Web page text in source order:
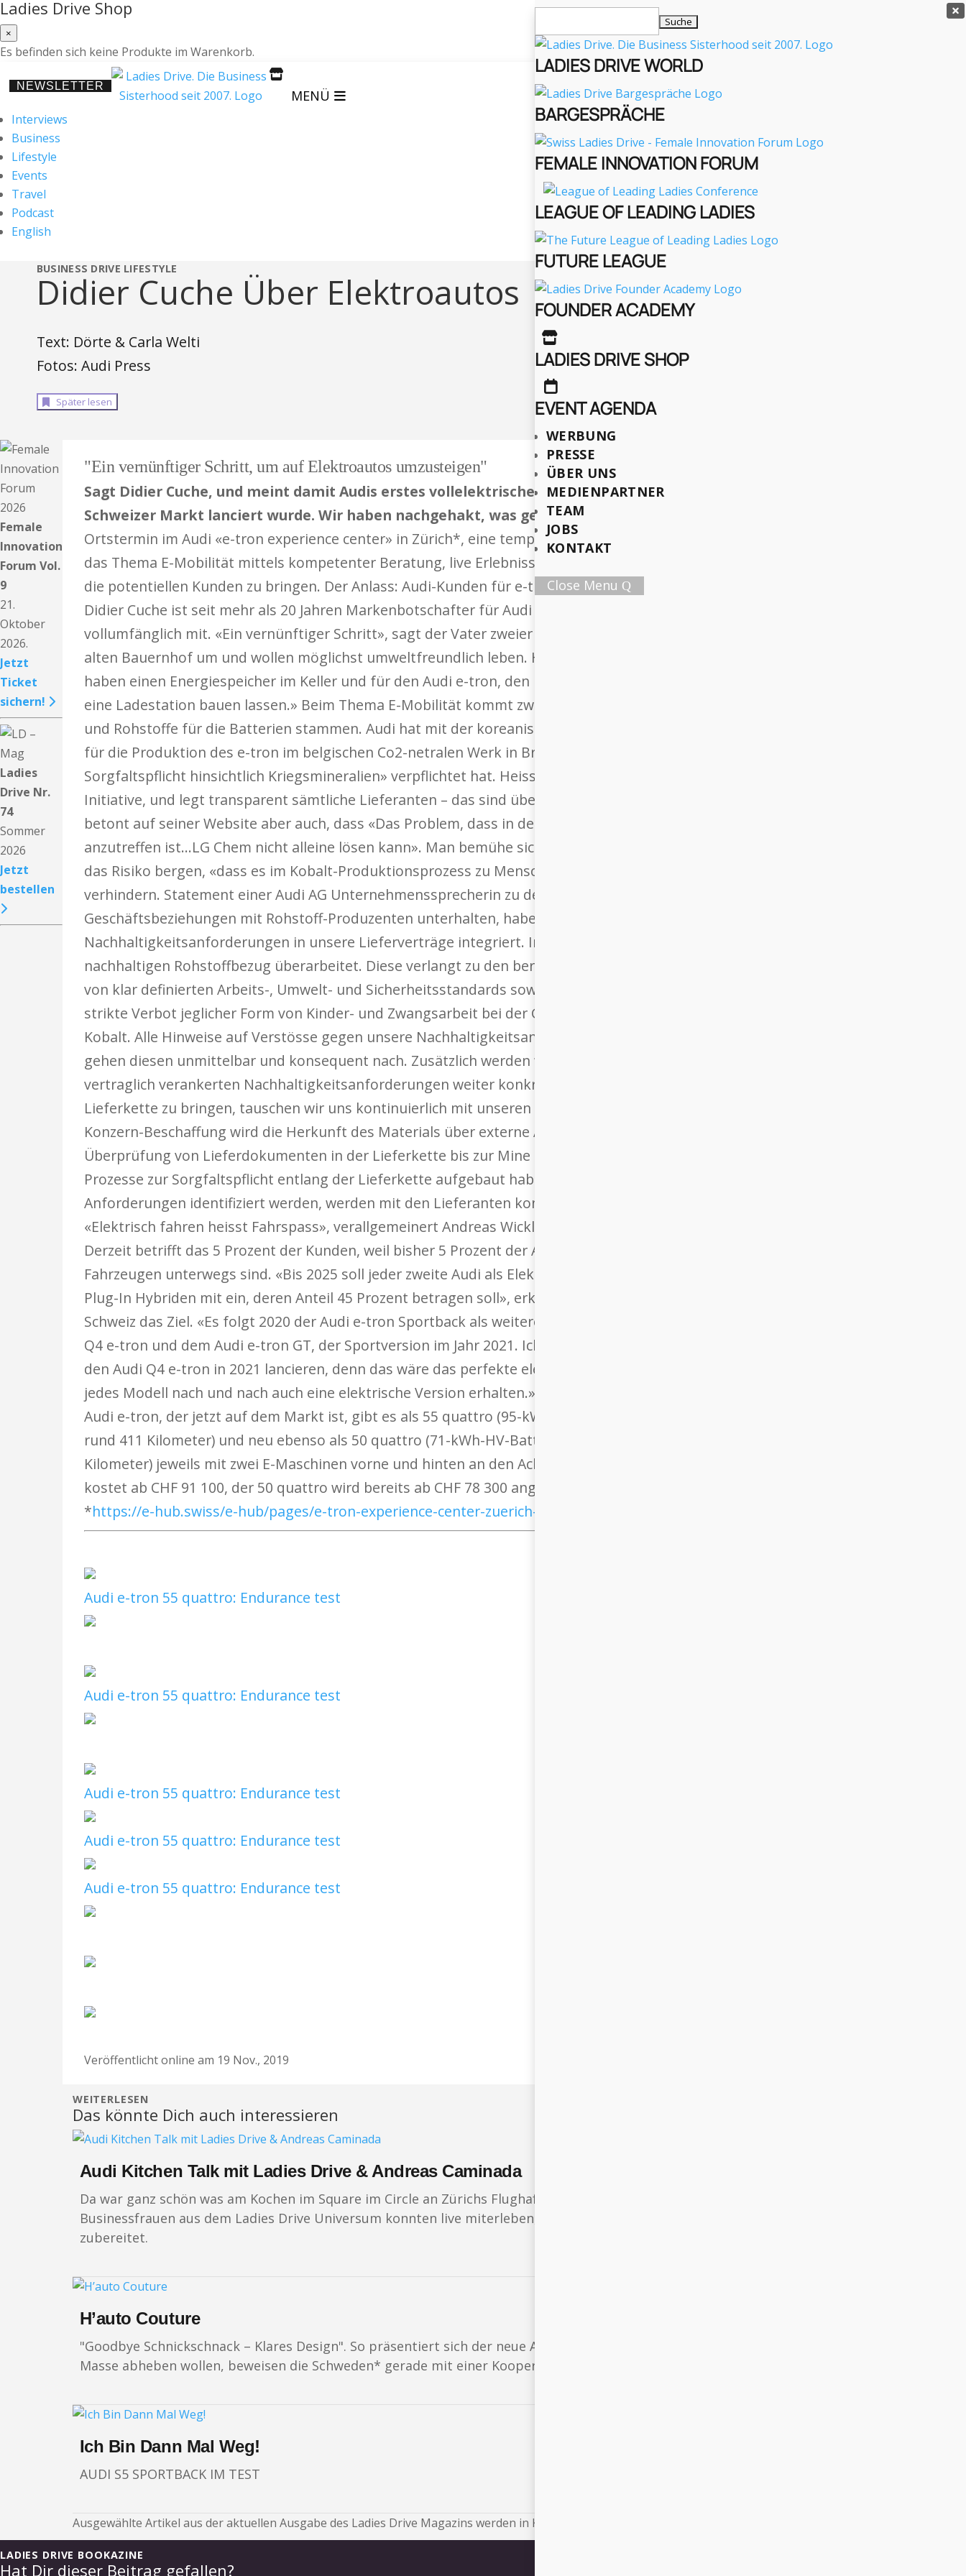
Ladies Drive Shop
×
Es befinden sich keine Produkte im Warenkorb.
NEWSLETTER

MENÜ
Interviews
Business
Lifestyle
Events
Travel
Podcast
English

nach:
LADIES DRIVE WORLD
BARGESPRÄCHE
FEMALE INNOVATION FORUM
LEAGUE OF LEADING LADIES
FUTURE LEAGUE
FOUNDER ACADEMY

LADIES DRIVE SHOP

EVENT AGENDA
WERBUNG
PRESSE
ÜBER UNS
MEDIENPARTNER
TEAM
JOBS
KONTAKT
Close Menu
BUSINESS DRIVE LIFESTYLE
Didier Cuche Über Elektroautos
Text: Dörte & Carla Welti
Fotos: Audi Press
Später lesen
Female
Innovation
Forum Vol.
9
21.
Oktober
2026.
Jetzt
Ticket
sichern!
Ladies
Drive Nr.
74
Sommer
2026
Jetzt
bestellen
"Ein vernünftiger Schritt, um auf Elektroautos umzusteigen"
Sagt Didier Cuche, und meint damit Audis erstes vollelektrisches Auto, den e-tron, der Anfang 2019 am
Schweizer Markt lanciert wurde. Wir haben nachgehakt, was genau der Ex-Skirennfahrer damit meint.
Ortstermin im Audi «e-tron experience center» in Zürich*, eine temporär angemietete Location, die Audi nutzt, um
das Thema E-Mobilität mittels kompetenter Beratung, live Erlebnissen und natürlich den ausgestellten Autos an
die potentiellen Kunden zu bringen. Der Anlass: Audi-Kunden für e-tron und auch hybride Modele zu begeistern.
Didier Cuche ist seit mehr als 20 Jahren Markenbotschafter für Audi und trägt den Schritt in die E-Mobilität
vollumfänglich mit. «Ein vernünftiger Schritt», sagt der Vater zweier Kinder, «wir bauen uns gerade privat einen
alten Bauernhof um und wollen möglichst umweltfreundlich leben. Heisst: Wir bauen eine Photovoltaik-Anlage,
haben einen Energiespeicher im Keller und für den Audi e-tron, den ich seit ein paar Monaten fahre, habe ich extra
eine Ladestation bauen lassen.» Beim Thema E-Mobilität kommt zwangsläufig die Frage auf, woher die Bausteine
und Rohstoffe für die Batterien stammen. Audi hat mit der koreanischen LG Chem einen Batteriezell-Lieferanten
für die Produktion des e-tron im belgischen Co2-netralen Werk in Brüssel im Boot, der sich zu «Gebotener
Sorgfaltspflicht hinsichtlich Kriegsmineralien» verpflichtet hat. Heisst: LG Chem ist Mitglied der Responsible Cobalt
Initiative, und legt transparent sämtliche Lieferanten – das sind über 50 – für den Rohstoff Kobalt dar. LG Chem
betont auf seiner Website aber auch, dass «Das Problem, dass in der Kobalt-Lieferkette auch Kinderarbeit
anzutreffen ist...LG Chem nicht alleine lösen kann». Man bemühe sich aber, die Verwendung von Mineralien, die
das Risiko bergen, «dass es im Kobalt-Produktionsprozess zu Menschenrechtsverletzungen kommt», sukzessive zu
verhindern. Statement einer Audi AG Unternehmenssprecherin zu dem Thema: «Da wir keine direkten
Geschäftsbeziehungen mit Rohstoff-Produzenten unterhalten, haben wir entsprechende
Nachhaltigkeitsanforderungen in unsere Lieferverträge integriert. Im Dezember 2017 haben wir die Leitlinie zum
nachhaltigen Rohstoffbezug überarbeitet. Diese verlangt zu den bereits bestehenden Vorgaben wie Einhaltung
von klar definierten Arbeits-, Umwelt- und Sicherheitsstandards sowie Menschenrechten, nun nochmal explizit das
strikte Verbot jeglicher Form von Kinder- und Zwangsarbeit bei der Gewinnung der Rohstoffe wie beispielsweise
Kobalt. Alle Hinweise auf Verstösse gegen unsere Nachhaltigkeitsanforderungen nehmen wir sehr ernst und
gehen diesen unmittelbar und konsequent nach. Zusätzlich werden wir im Jahr 2019 die mit den Lieferanten
vertraglich verankerten Nachhaltigkeitsanforderungen weiter konkretisieren. Um Transparenz in unsere
Lieferkette zu bringen, tauschen wir uns kontinuierlich mit unseren Batteriezellen-Lieferanten aus. Über die
Konzern-Beschaffung wird die Herkunft des Materials über externe Audits validiert. Hierbei erfolgen die
Überprüfung von Lieferdokumenten in der Lieferkette bis zur Mine sowie eine Überprüfung, ob die Lieferanten
Prozesse zur Sorgfaltspflicht entlang der Lieferkette aufgebaut haben. Sollten Abweichungen zu unseren
Anforderungen identifiziert werden, werden mit den Lieferanten konkrete Massnahmenpläne vereinbart.»
«Elektrisch fahren heisst Fahrspass», verallgemeinert Andreas Wickli, Teamleader Productmanagement bei Audi.
Derzeit betrifft das 5 Prozent der Kunden, weil bisher 5 Prozent der Audi-Kunden vollelektrisch und mit Plug-In
Fahrzeugen unterwegs sind. «Bis 2025 soll jeder zweite Audi als Elektromodell verkauft werden, das schliesst die
Plug-In Hybriden mit ein, deren Anteil 45 Prozent betragen soll», erklärt Kathrin Kaltenbrunner, PR-Manager Audi
Schweiz das Ziel. «Es folgt 2020 der Audi e-tron Sportback als weitere rein elektrische Variante, gefolgt vom Audi
Q4 e-tron und dem Audi e-tron GT, der Sportversion im Jahr 2021. Ich persönlich kann es nicht erwarten, dass wir
den Audi Q4 e-tron in 2021 lancieren, denn das wäre das perfekte elektrische Fahrzeug für mich. Generell wird fast
jedes Modell nach und nach auch eine elektrische Version erhalten.» Den ersten vollelektrischen SUV von Audi, den
Audi e-tron, der jetzt auf dem Markt ist, gibt es als 55 quattro (95-kWh-HV-Batterie, 300kW /408 PS, Reichweite
rund 411 Kilometer) und neu ebenso als 50 quattro (71-kWh-HV-Batterie, 230 kW/313 PS, Reichweite mehr als 300
Kilometer) jeweils mit zwei E-Maschinen vorne und hinten an den Achsen parallel angeordnet. Der 55 quattro
kostet ab CHF 91 100, der 50 quattro wird bereits ab CHF 78 300 angeboten. Weiterführende Infos:
*https://e-hub.swiss/e-hub/pages/e-tron-experience-center-zuerich-utoquai-informationen/
Audi e-tron 55 quattro: Endurance test
Audi e-tron 55 quattro: Endurance test
Audi e-tron 55 quattro: Endurance test
Audi e-tron 55 quattro: Endurance test
Audi e-tron 55 quattro: Endurance test
Veröffentlicht online am 19 Nov., 2019
WEITERLESEN
Das könnte Dich auch interessieren
Audi Kitchen Talk mit Ladies Drive & Andreas Caminada
Da war ganz schön was am Kochen im Square im Circle an Zürichs Flughafen. Audi hatte zum Kitchen Talk geladen, rund 60
Businessfrauen aus dem Ladies Drive Universum konnten live miterleben, wie Sternekoch Andreas Caminada seine Gerichte
zubereitet.
H’auto Couture
"Goodbye Schnickschnack – Klares Design". So präsentiert sich der neue Autobrand Polestar. Wie konsequent sie sich von der
Masse abheben wollen, beweisen die Schweden* gerade mit einer Kooperation mit Balenciaga.
Ich Bin Dann Mal Weg!
AUDI S5 SPORTBACK IM TEST
Ausgewählte Artikel aus der aktuellen Ausgabe des Ladies Drive Magazins werden in Kürze veröffentlicht.
LADIES DRIVE BOOKAZINE
Hat Dir dieser Beitrag gefallen?